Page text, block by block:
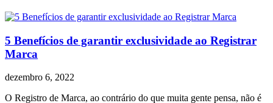
5 Benefícios de garantir exclusividade ao Registrar
Marca
dezembro 6, 2022
O Registro de Marca, ao contrário do que muita gente pensa, não é